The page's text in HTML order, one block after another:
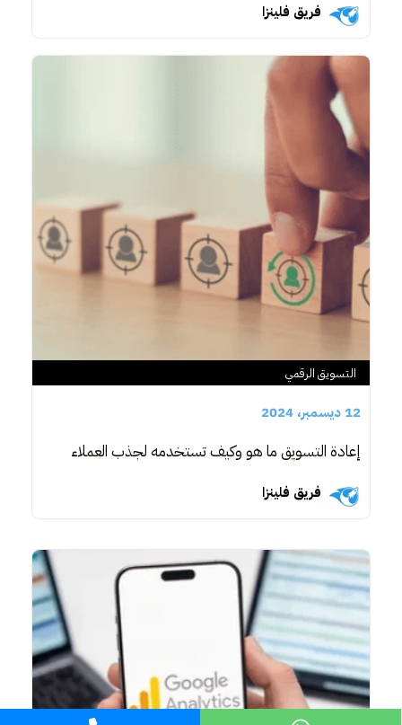
فريق فلينزا
التسويق الرقمي
12 ديسمبر، 2024
إعادة التسويق ما هو وكيف تستخدمه لجذب العملاء
فريق فلينزا